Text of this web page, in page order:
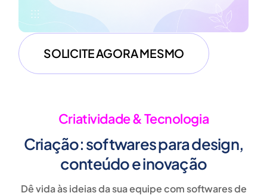
SOLICITE AGORA MESMO
Criatividade & Tecnologia
Criação: softwares para design,
conteúdo e inovação
Dê vida às ideias da sua equipe com softwares de